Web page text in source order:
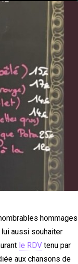
hommages
aussi souhaiter
le RDV tenu par
aux chansons de